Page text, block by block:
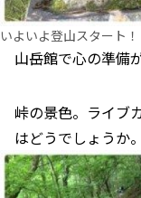
いよいよ登山スタート！
山岳館で心の準備
峠の景色。ライブ
はどうでしょうか